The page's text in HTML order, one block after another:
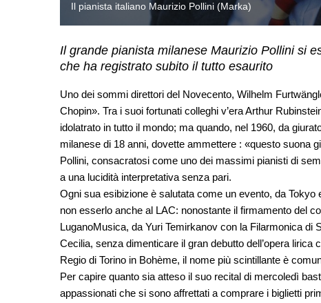
Il pianista italiano Maurizio Pollini (Marka)
Il grande pianista milanese Maurizio Pollini si
che ha registrato subito il tutto esaurito
Uno dei sommi direttori del Novecento, Wilhelm
Chopin». Tra i suoi fortunati colleghi v’era Arthur
idolatrato in tutto il mondo; ma quando, nel 1960, da
milanese di 18 anni, dovette ammettere : «questo suona
Pollini, consacratosi come uno dei massimi pianisti di
a una lucidità interpretativa senza pari.
Ogni sua esibizione è salutata come un evento, da
non esserlo anche al LAC: nonostante il firmamento del
LuganoMusica, da Yuri Temirkanov con la Filarmonica di
Cecilia, senza dimenticare il gran debutto dell’opera
Regio di Torino in Bohème, il nome più scintillante è
Per capire quanto sia atteso il suo recital di mercoledì
appassionati che si sono affrettati a comprare i biglietti